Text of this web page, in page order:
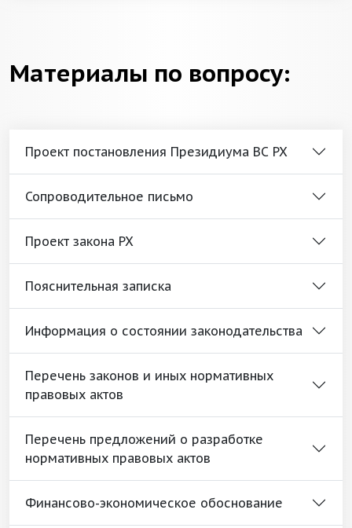
Материалы по вопросу:
Проект постановления Президиума ВС РХ
Сопроводительное письмо
Проект закона РХ
Пояснительная записка
Информация о состоянии законодательства
Перечень законов и иных нормативных
правовых актов
Перечень предложений о разработке
нормативных правовых актов
Финансово-экономическое обоснование